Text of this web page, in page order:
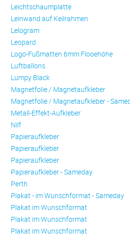
Leichtschaumplatte
Leinwand auf Keilrahmen
Lelogram
Leopard
Logo-Fußmatten 6mm Flooehöhe
Luftballons
Lumpy Black
Magnetfolie / Magnetaufkleber
Magnetfolie / Magnetaufkleber -
Metall-Effekt-Aufkleber
Nilf
Papieraufkleber
Papieraufkleber
Papieraufkleber
Papieraufkleber - Sameday
Perth
Plakat - im Wunschformat - Sameday
Plakat im Wunschformat
Plakat im Wunschformat
Plakat im Wunschformat